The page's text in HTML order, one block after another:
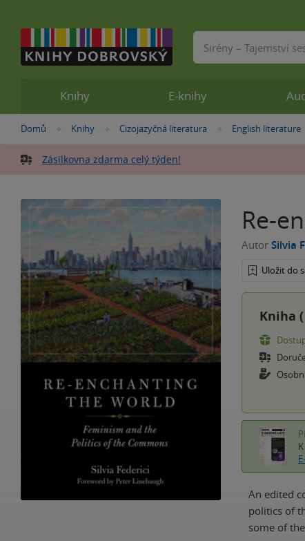
Nacházíte
zde:
Domů »
Knihy »
Cizojazyčná literatura »
English literature
Zásilkovna zdarma celý týden!
Re-
Autor Silvia
Uložit do
Kniha (
An edited
politics of
some of
Knihy E-knihy
Vyhledávání